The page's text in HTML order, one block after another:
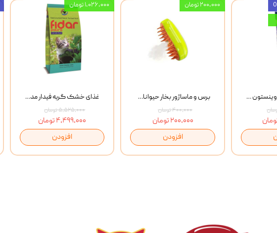
غذای خشک گربه فیدار مدل Adult وزن 10 کیلوگرم
۵,۵۲۵,۰۰۰ تومان
۴,۴۹۹,۰۰۰ تومان
افزودن
۱,۰۲۶,۰۰۰ تومان
برس و ماساژور بخار حیوانات Spray Massage Brush
۴۰۰,۰۰۰ تومان
۲۰۰,۰۰۰ تومان
افزودن
۲۰۰,۰۰۰ تومان
خمیر مالت گربه وینستون Winston Flea Seed Husks وزن 100 گرم